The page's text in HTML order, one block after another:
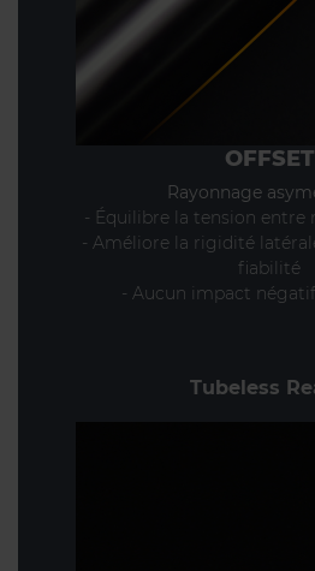
OFFSET
Rayonnage
- Équilibre la tension entre
- Améliore la rigidité
fiabilité
- Aucun impact
Tubeless